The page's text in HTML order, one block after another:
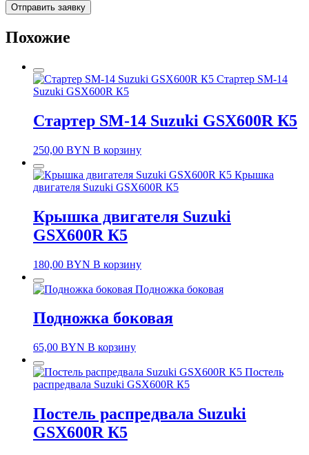
Отправить заявку
Похожие
Стартер SM-14
Suzuki GSX600R К5
Стартер SM-14 Suzuki GSX600R К5
250,00 BYN В корзину
Крышка
двигателя Suzuki GSX600R К5
Крышка двигателя Suzuki
GSX600R К5
180,00 BYN В корзину
Подножка боковая
Подножка боковая
65,00 BYN В корзину
Постель
распредвала Suzuki GSX600R К5
Постель распредвала Suzuki
GSX600R К5